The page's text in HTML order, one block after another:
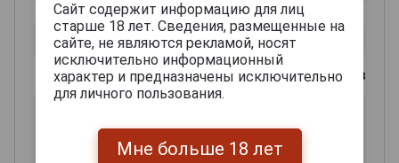
0из 2000 знаков
Сайт содержит информацию для лиц
старше 18 лет. Сведения, размещенные на
сайте, не являются рекламой, носят
исключительно информационный
характер и предназначены исключительно
для личного пользования.
Мне больше 18 лет